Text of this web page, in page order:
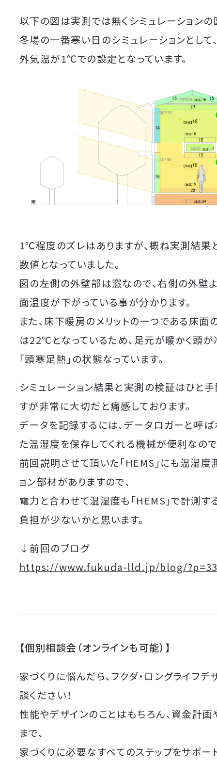
以下の図は実測では無くシミュレーションの
冬場の一番寒い日のシミュレーションとして
外気温が1℃での設定となっています。
1℃程度のズレはありますが、概ね実測結果
数値となっていました。
図の左側の外壁部は窓なので、右側の外壁
面温度が下がっている事が分かります。
また、床下暖房のメリットの一つである床面
は22℃となっているため、足元が暖かく頭
「頭寒足熱」の状態なっています。
シミュレーション結果と実測の検証はひと
すが非常に大切だと痛感しております。
データを記録するには、データロガーと呼
た温湿度を保存してくれる機械が便利なので
前回説明させて頂いた「HEMS」にも温湿度
ョン部材がありますので、
電力と合わせて温湿度も「HEMS」で計測す
負担が少ないかと思います。
↓前回のブログ
https://www.fukuda-lld.jp/blog/
【個別相談会（オンラインも可能）】
家づくりに悩んだら、フクダ・ロングライフ
談ください！
性能やデザインのことはもちろん、資金計
まで、
家づくりに必要なすべてのステップをサポー